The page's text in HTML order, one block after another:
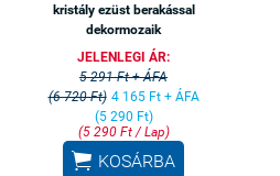
kristály ezüst berakással
dekormozaik
JELENLEGI ÁR:
5 291 Ft + ÁFA
(6 720 Ft) 4 165 Ft + ÁFA
(5 290 Ft)
(5 290 Ft / Lap)
 KOSÁRBA